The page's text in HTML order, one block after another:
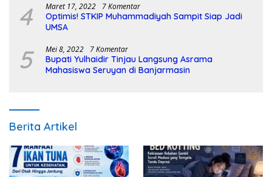
4 Maret 17, 2022 7 Komentar
Optimis! STKIP Muhammadiyah Sampit Siap Jadi
UMSA
5 Mei 8, 2022 7 Komentar
Bupati Yulhaidir Tinjau Langsung Asrama
Mahasiswa Seruyan di Banjarmasin
Berita Artikel